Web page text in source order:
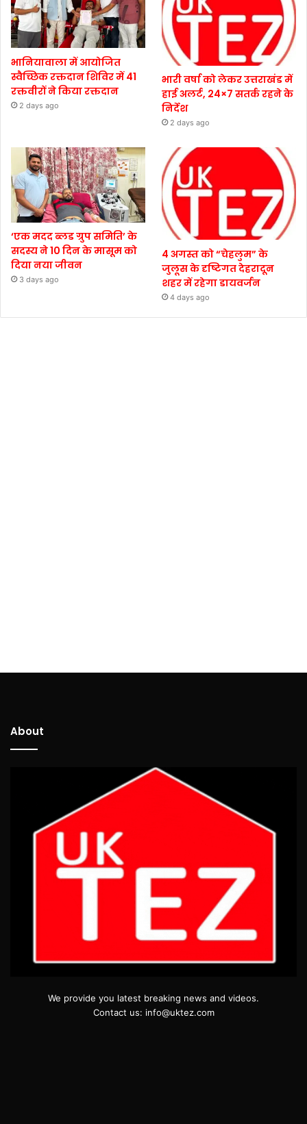
भानियावाला में आयोजित
स्वैच्छिक रक्तदान शिविर में 41
रक्तवीरों ने किया रक्तदान
2 days ago
भारी वर्षा को लेकर उत्तराखंड में
हाई अलर्ट, 24×7 सतर्क रहने के
निर्देश
2 days ago
‘एक मदद ब्लड ग्रुप समिति’ के
सदस्य ने 10 दिन के मासूम को
दिया नया जीवन
3 days ago
4 अगस्त को “चेहलुम” के
जुलूस के दृष्टिगत देहरादून
शहर में रहेगा डायवर्जन
4 days ago
About
We provide you latest breaking news and videos.
Contact us: info@uktez.com